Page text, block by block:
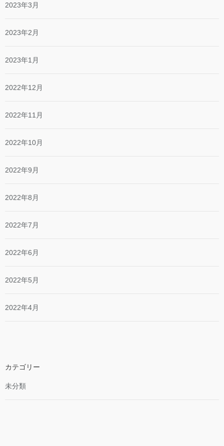
2023年3月
2023年2月
2023年1月
2022年12月
2022年11月
2022年10月
2022年9月
2022年8月
2022年7月
2022年6月
2022年5月
2022年4月
カテゴリー
未分類